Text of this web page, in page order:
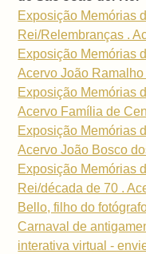
Exposição Memórias
Rei/Relembranças .
Exposição Memórias
Acervo João
Exposição Memórias
Acervo Família de
Exposição Memórias
Acervo João Bosco
Exposição Memórias
Rei/década de 70 .
Bello, filho do
Carnaval de
interativa virtual -